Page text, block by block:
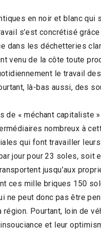
en noir et blanc qui
s’est concrétisé
dans les déchetteries
venu de la côte toute
le travail
là-bas aussi, des
de « méchant
nombreux à
qui font travailler leurs
jour pour 23 soles, soit
jusqu’aux
ces mille briques 150
ne peut donc pas être
région. Pourtant, loin de
et leur